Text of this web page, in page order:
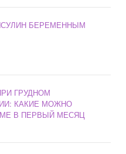
БЕРЕМЕННЫМ
ГРУДНОМ
КАКИЕ МОЖНО
В ПЕРВЫЙ МЕСЯЦ